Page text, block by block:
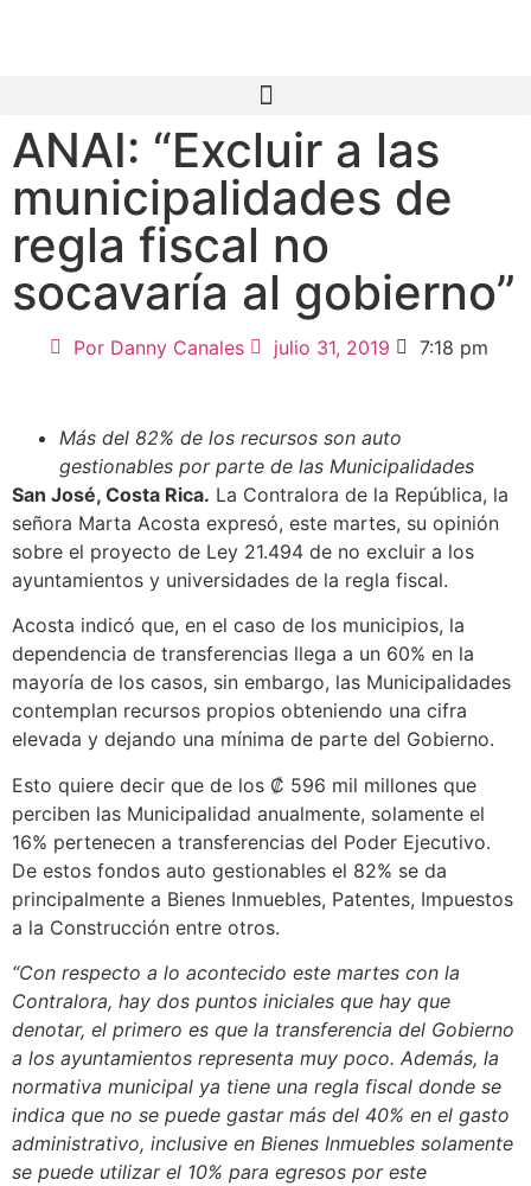
ANAI: “Excluir a las
municipalidades de
regla fiscal no
socavaría al gobierno”
PorDanny Canales julio 31, 2019 7:18 pm
Más del 82% de los recursos son auto
gestionables por parte de las Municipalidades
San José, Costa Rica. La Contralora de la República, la
señora Marta Acosta expresó, este martes, su opinión
sobre el proyecto de Ley 21.494 de no excluir a los
ayuntamientos y universidades de la regla fiscal.
Acosta indicó que, en el caso de los municipios, la
dependencia de transferencias llega a un 60% en la
mayoría de los casos, sin embargo, las Municipalidades
contemplan recursos propios obteniendo una cifra
elevada y dejando una mínima de parte del Gobierno.
Esto quiere decir que de los ₡ 596 mil millones que
perciben las Municipalidad anualmente, solamente el
16% pertenecen a transferencias del Poder Ejecutivo.
De estos fondos auto gestionables el 82% se da
principalmente a Bienes Inmuebles, Patentes, Impuestos
a la Construcción entre otros.
“Con respecto a lo acontecido este martes con la
Contralora, hay dos puntos iniciales que hay que
denotar, el primero es que la transferencia del Gobierno
a los ayuntamientos representa muy poco. Además, la
normativa municipal ya tiene una regla fiscal donde se
indica que no se puede gastar más del 40% en el gasto
administrativo, inclusive en Bienes Inmuebles solamente
se puede utilizar el 10% para egresos por este